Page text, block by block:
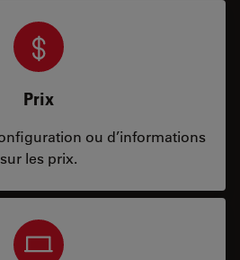
Prix
ou d’informations
sur les prix.